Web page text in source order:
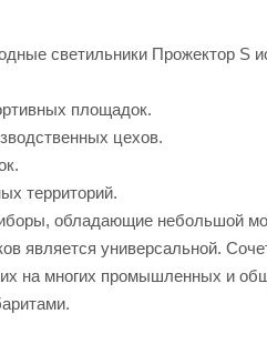
светильники Прожектор S
площадок.
цехов.
территорий.
обладающие небольшой
является универсальной.
на многих промышленных и